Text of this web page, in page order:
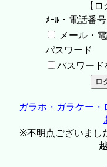
【
ﾒｰﾙ・電話番号
メール・
パスワード
パスワード
ガラホ・ガラケー
※不明点ございまし